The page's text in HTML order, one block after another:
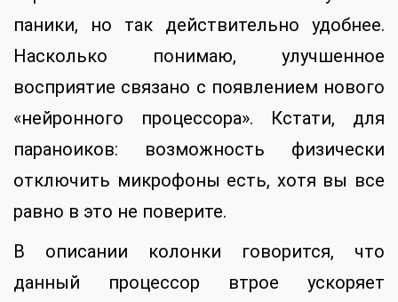
паники, но так действительно удобнее.
Насколько понимаю, улучшенное
восприятие связано с появлением нового
«нейронного процессора». Кстати, для
параноиков: возможность физически
отключить микрофоны есть, хотя вы все
равно в это не поверите.
В описании колонки говорится, что
данный процессор втрое ускоряет